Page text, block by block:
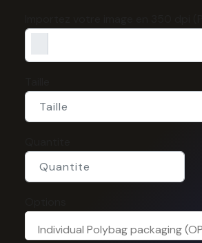
Individual Polybag packaging